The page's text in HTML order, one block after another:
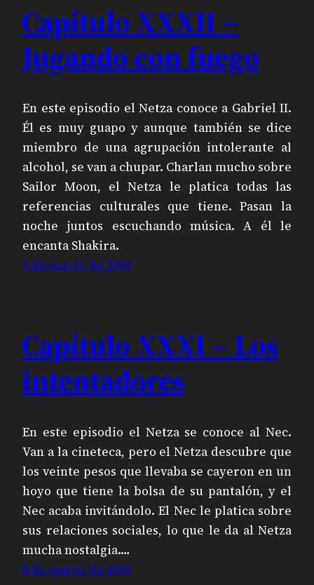
Capítulo XXXII –
Jugando con fuego
En este episodio el Netza conoce a Gabriel II.
Él es muy guapo y aunque también se dice
miembro de una agrupación intolerante al
alcohol, se van a chupar. Charlan mucho sobre
Sailor Moon, el Netza le platica todas las
referencias culturales que tiene. Pasan la
noche juntos escuchando música. A él le
encanta Shakira.
9 de marzo de 2006
Capítulo XXXI – Los
intentadores
En este episodio el Netza se conoce al Nec.
Van a la cineteca, pero el Netza descubre que
los veinte pesos que llevaba se cayeron en un
hoyo que tiene la bolsa de su pantalón, y el
Nec acaba invitándolo. El Nec le platica sobre
sus relaciones sociales, lo que le da al Netza
mucha nostalgia.…
8 de marzo de 2006